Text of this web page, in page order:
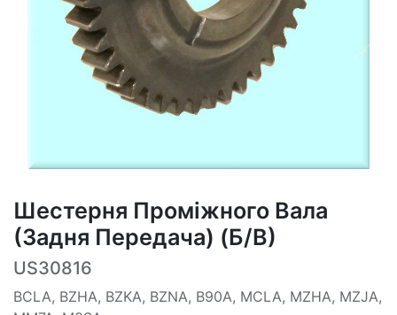
Шестерня Проміжного Вала
(Задня Передача) (Б/В)
US30816
BCLA, BZHA, BZKA, BZNA, B90A, MCLA, MZHA, MZJA,